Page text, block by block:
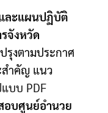
ละแผนปฏิบัติ
จังหวัด
รุงตามประกาศ
สำคัญ แนว
บบ PDF
อบศูนย์อำนวย